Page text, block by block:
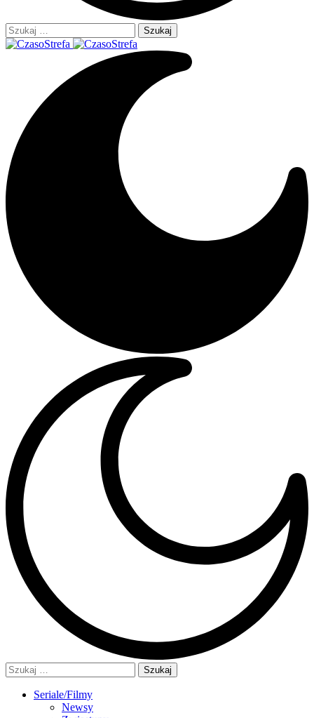
Szukaj:
Szukaj:
Seriale/Filmy
Newsy